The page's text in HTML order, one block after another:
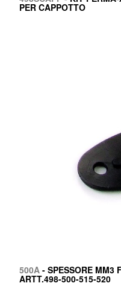
PER CAPPOTTO
500A- SPESSORE MM3
ARTT.498-500-515-520